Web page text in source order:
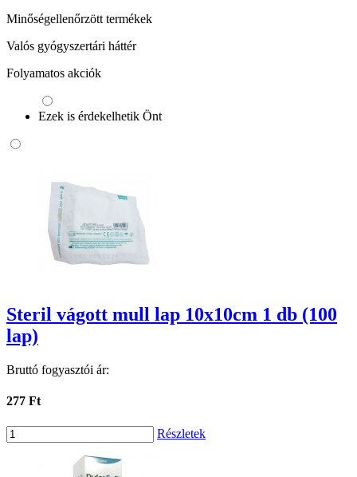
Minőségellenőrzött termékek
Valós gyógyszertári háttér
Folyamatos akciók
Ezek is érdekelhetik Önt
Steril vágott mull lap 10x10cm 1 db (100
lap)
Bruttó fogyasztói ár:
277 Ft
Részletek